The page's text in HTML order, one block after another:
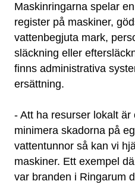
Maskinringarna spelar
register på maskiner,
vattenbegjuta mark,
släckning eller
finns administrativa
ersättning.
- Att ha resurser lokalt är
minimera skadorna på
vattentunnor så kan vi
maskiner. Ett exempel
var branden i Ringarum